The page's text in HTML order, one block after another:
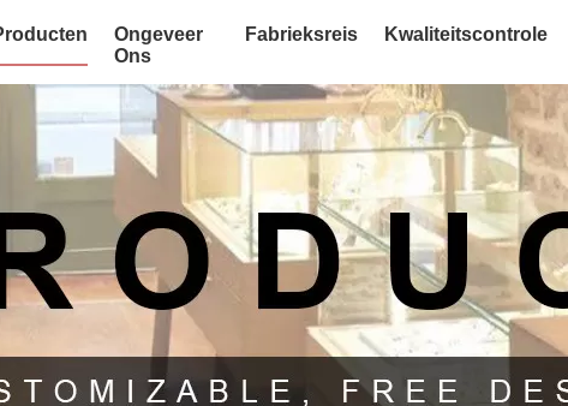
Ongeveer
Ons
Fabrieksreis Kwaliteitscontrole